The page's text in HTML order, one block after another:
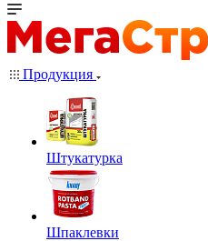
Продукция
Штукатурка
Шпаклевки